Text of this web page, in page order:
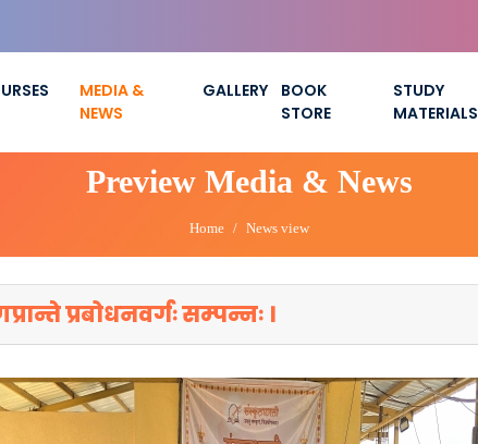
MEDIA &
NEWS
GALLERY
BOOK
STORE
STUDY
MATERIALS
Preview Media & News
Home News view
प्रबोधनवर्गः सम्पन्नः ।